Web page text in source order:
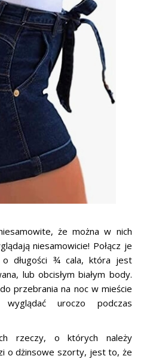
że można w nich
niesamowicie! Połącz je
długości ¾ cala, która jest
lub obcisłym białym body.
przebrania na noc w mieście
uroczo podczas
rzeczy, o których należy
o dżinsowe szorty, jest to, że